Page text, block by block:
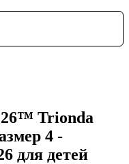
Trionda
4 -
для детей